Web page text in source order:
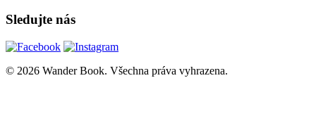
Sledujte nás
© 2026 Wander Book. Všechna práva vyhrazena.